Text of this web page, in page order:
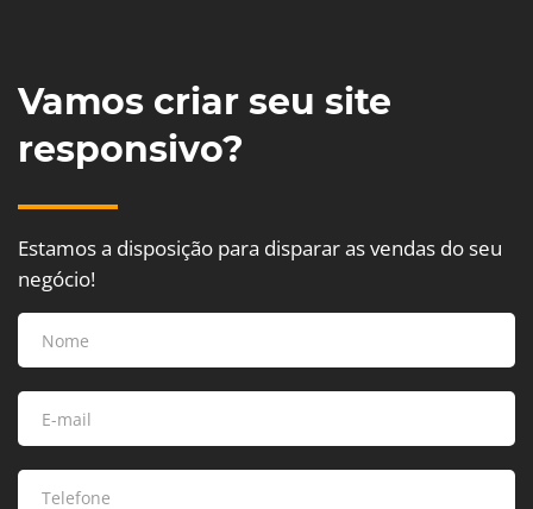
Vamos criar seu site
responsivo?
Estamos a disposição para disparar as vendas do seu
negócio!